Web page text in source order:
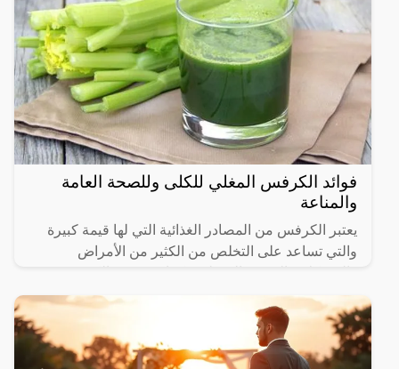
فوائد الكرفس المغلي للكلى وللصحة العامة
والمناعة
يعتبر الكرفس من المصادر الغذائية التي لها قيمة كبيرة
والتي تساعد على التخلص من الكثير من الأمراض
العديد من المواد